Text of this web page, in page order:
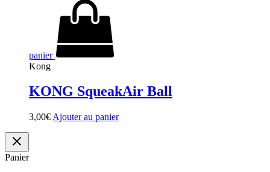
panier
Kong
KONG SqueakAir Ball
3,00€ Ajouter au panier
Panier